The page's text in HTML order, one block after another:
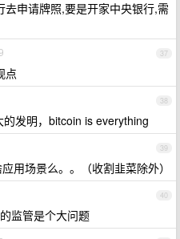
申请牌照,要是开家中央银行,需
37
点
38
发明，bitcoin is everything
39
用场景么。。（收割韭菜除外）
40
监管是个大问题